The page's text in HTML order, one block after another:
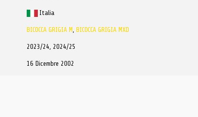
Italia
BICOCCA GRIGIA M, BICOCCA GRIGIA MXD
2023/24, 2024/25
16 Dicembre 2002